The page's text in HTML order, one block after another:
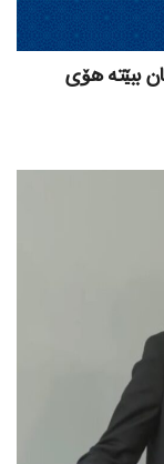
ببێتە هۆی